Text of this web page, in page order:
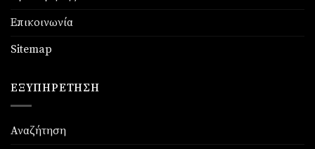
Επικοινωνία
Sitemap
ΕΞΥΠΗΡΈΤΗΣΗ
Αναζήτηση